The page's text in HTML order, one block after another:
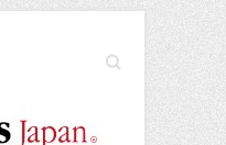
Search